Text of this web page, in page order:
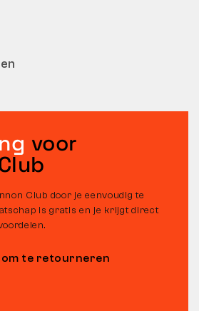
voor
Club door je eenvoudig te
is gratis en je krijgt direct
om te retourneren